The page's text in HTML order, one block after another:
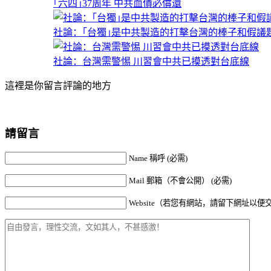
｢六四｣37周年 中共血債必償還
社論：｢台獨｣是中共製造的打擊台灣的棒子和假議
社論：台灣需警惕 川習會中共已摸透對台底線
這裡是你留言評論的地方
請留言
Name 稱呼 (必需)
Mail 郵箱（不會公開） (必需)
Website（若您有網站，請留下網址以便